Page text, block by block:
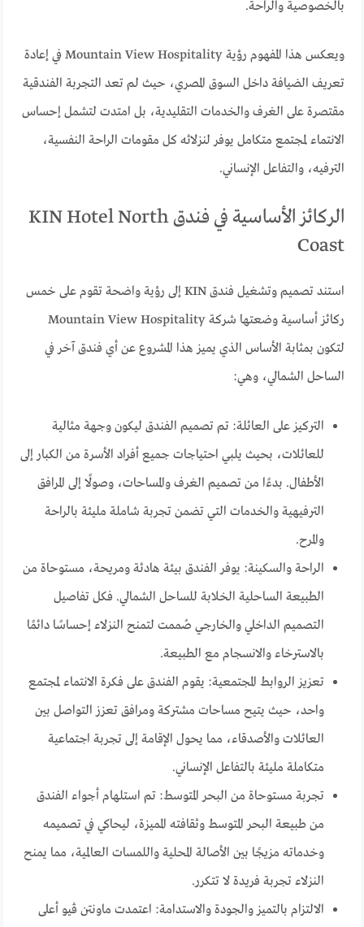
بالخصوصية والراحة.
ويعكس هذا المفهوم رؤية Mountain View Hospitality في إعادة
تعريف الضيافة داخل السوق المصري، حيث لم تعد التجربة الفندقية
مقتصرة على الغرف والخدمات التقليدية، بل امتدت لتشمل إحساس
الانتماء لمجتمع متكامل يوفر لنزلائه كل مقومات الراحة النفسية،
الترفيه، والتفاعل الإنساني.
الركائز الأساسية في فندق KIN Hotel North
Coast
استند تصميم وتشغيل فندق KIN إلى رؤية واضحة تقوم على خمس
ركائز أساسية وضعتها شركة Mountain View Hospitality
لتكون بمثابة الأساس الذي يميز هذا المشروع عن أي فندق آخر في
الساحل الشمالي، وهي:
التركيز على العائلة: تم تصميم الفندق ليكون وجهة مثالية
للعائلات، بحيث يلبي احتياجات جميع أفراد الأسرة من الكبار إلى
الأطفال. بدءًا من تصميم الغرف والمساحات، وصولًا إلى المرافق
الترفيهية والخدمات التي تضمن تجربة شاملة مليئة بالراحة
والمرح.
الراحة والسكينة: يوفر الفندق بيئة هادئة ومريحة، مستوحاة من
الطبيعة الساحلية الخلابة للساحل الشمالي. فكل تفاصيل
التصميم الداخلي والخارجي صُممت لتمنح النزلاء إحساسًا دائمًا
بالاسترخاء والانسجام مع الطبيعة.
تعزيز الروابط المجتمعية: يقوم الفندق على فكرة الانتماء لمجتمع
واحد، حيث يتيح مساحات مشتركة ومرافق تعزز التواصل بين
العائلات والأصدقاء، مما يحول الإقامة إلى تجربة اجتماعية
متكاملة مليئة بالتفاعل الإنساني.
تجربة مستوحاة من البحر المتوسط: تم استلهام أجواء الفندق
من طبيعة البحر المتوسط وثقافته المميزة، ليحاكي في تصميمه
وخدماته مزيجًا بين الأصالة المحلية واللمسات العالمية، مما يمنح
النزلاء تجربة فريدة لا تتكرر.
الالتزام بالتميز والجودة والاستدامة: اعتمدت ماونتن ڤيو أعلى